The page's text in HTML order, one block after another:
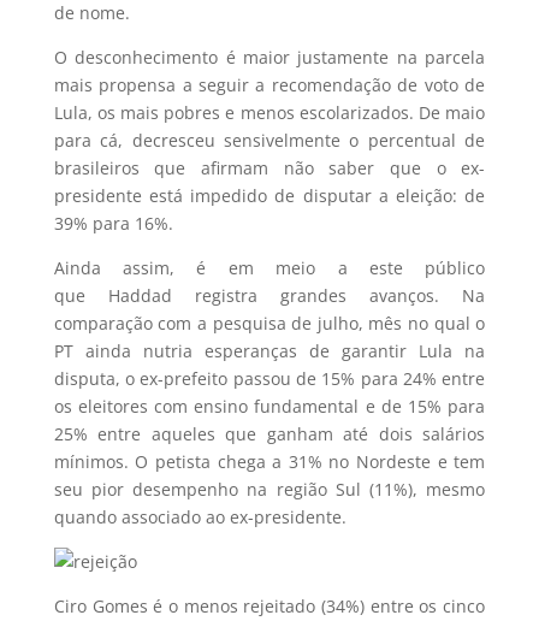
de nome.
O desconhecimento é maior justamente na parcela
mais propensa a seguir a recomendação de voto de
Lula, os mais pobres e menos escolarizados. De maio
para cá, decresceu sensivelmente o percentual de
brasileiros que afirmam não saber que o ex-
presidente está impedido de disputar a eleição: de
39% para 16%.
Ainda assim, é em meio a este público
que Haddad registra grandes avanços. Na
comparação com a pesquisa de julho, mês no qual o
PT ainda nutria esperanças de garantir Lula na
disputa, o ex-prefeito passou de 15% para 24% entre
os eleitores com ensino fundamental e de 15% para
25% entre aqueles que ganham até dois salários
mínimos. O petista chega a 31% no Nordeste e tem
seu pior desempenho na região Sul (11%), mesmo
quando associado ao ex-presidente.
Ciro Gomes é o menos rejeitado (34%) entre os cinco